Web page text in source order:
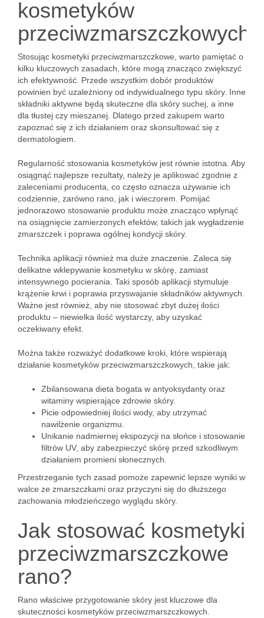
kosmetyków
przeciwzmarszczkowych?
Stosując kosmetyki przeciwzmarszczkowe, warto pamiętać o
kilku kluczowych zasadach, które mogą znacząco zwiększyć
ich efektywność. Przede wszystkim dobór produktów
powinien być uzależniony od indywidualnego typu skóry. Inne
składniki aktywne będą skuteczne dla skóry suchej, a inne
dla tłustej czy mieszanej. Dlatego przed zakupem warto
zapoznać się z ich działaniem oraz skonsultować się z
dermatologiem.
Regularność stosowania kosmetyków jest równie istotna. Aby
osiągnąć najlepsze rezultaty, należy je aplikować zgodnie z
zaleceniami producenta, co często oznacza używanie ich
codziennie, zarówno rano, jak i wieczorem. Pomijać
jednorazowo stosowanie produktu może znacząco wpłynąć
na osiągnięcie zamierzonych efektów, takich jak wygładzenie
zmarszczek i poprawa ogólnej kondycji skóry.
Technika aplikacji również ma duże znaczenie. Zaleca się
delikatne wklepywanie kosmetyku w skórę, zamiast
intensywnego pocierania. Taki sposób aplikacji stymuluje
krążenie krwi i poprawia przyswajanie składników aktywnych.
Ważne jest również, aby nie stosować zbyt dużej ilości
produktu – niewielka ilość wystarczy, aby uzyskać
oczekiwany efekt.
Można także rozważyć dodatkowe kroki, które wspierają
działanie kosmetyków przeciwzmarszczkowych, takie jak:
Zbilansowana dieta bogata w antyoksydanty oraz
witaminy wspierające zdrowie skóry.
Picie odpowiedniej ilości wody, aby utrzymać
nawilżenie organizmu.
Unikanie nadmiernej ekspozycji na słońce i stosowanie
filtrów UV, aby zabezpieczyć skórę przed szkodliwym
działaniem promieni słonecznych.
Przestrzeganie tych zasad pomoże zapewnić lepsze wyniki w
walce ze zmarszczkami oraz przyczyni się do dłuższego
zachowania młodzieńczego wyglądu skóry.
Jak stosować kosmetyki
przeciwzmarszczkowe
rano?
Rano właściwe przygotowanie skóry jest kluczowe dla
skuteczności kosmetyków przeciwzmarszczkowych.